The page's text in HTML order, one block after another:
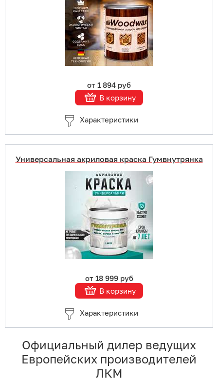
от 1 894 руб
В корзину
Характеристики
Подробнее
Универсальная акриловая краска Гумвнутрянка
от 18 999 руб
В корзину
Характеристики
Купить в 1 клик
В корзину
Подробнее
Официальный дилер ведущих
Европейских производителей
ЛКМ